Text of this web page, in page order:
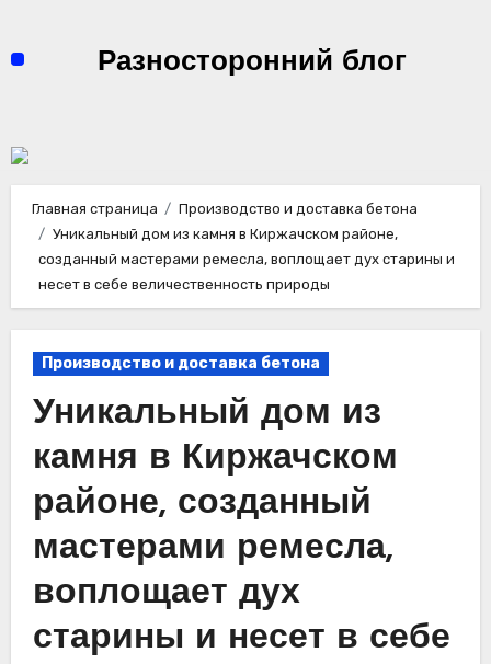
содержимомуРазносторонний блог
Главная страница
Производство и доставка бетона
Уникальный дом из камня в Киржачском районе,
созданный мастерами ремесла, воплощает дух старины и
несет в себе величественность природы
Производство и доставка бетона
Уникальный дом из
камня в Киржачском
районе, созданный
мастерами ремесла,
воплощает дух
старины и несет в себе